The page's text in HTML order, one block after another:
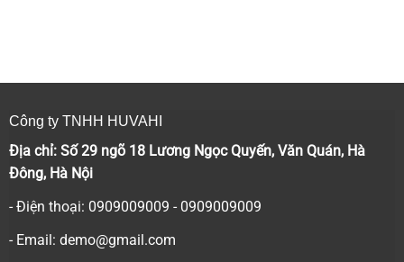
Công ty TNHH HUVAHI
Địa chỉ: Số 29 ngõ 18 Lương Ngọc Quyến, Văn Quán, Hà
Đông, Hà Nội
- Điện thoại: 0909009009 - 0909009009
- Email: demo@gmail.com